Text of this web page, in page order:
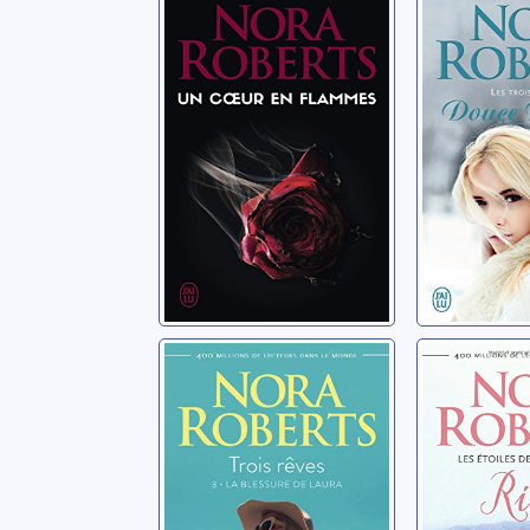
flammes
Roberts, Nora
02:
Brianna
Roberts,
Trois rêves: 03:
La blessure de
Laura
Roberts, Nora
Les
fortune:
Roberts,